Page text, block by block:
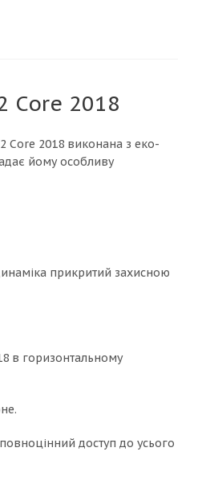
Core 2018
Core 2018 виконана з еко-
йому особливу
прикритий захисною
в горизонтальному
доступ до усього